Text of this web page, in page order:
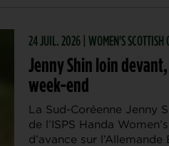
24 JUIL. 2026 | WOMEN'S SCOTTISH
Jenny Shin loin
week-end
La Sud-Coréenne Jenny
de l’ISPS Handa
d’avance sur